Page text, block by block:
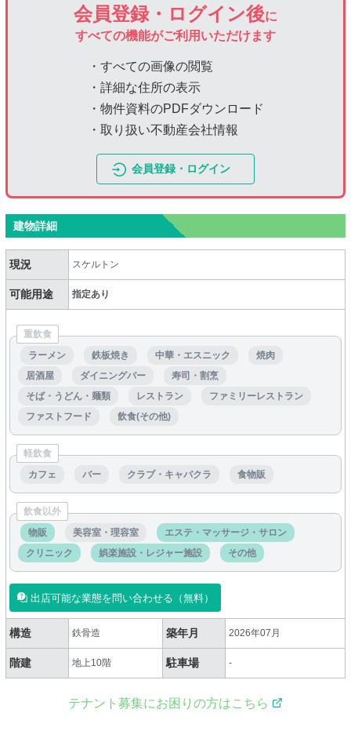
会員登録・ログイン後に
すべての機能がご利用いただけます
・すべての画像の閲覧
・詳細な住所の表示
・物件資料のPDFダウンロード
・取り扱い不動産会社情報
会員登録・ログイン
建物詳細
現況 スケルトン
可能用途 指定あり
重飲食
ラーメン
鉄板焼き 中華・エスニック
焼肉
居酒屋
ダイニングバー
寿司・割烹
そば・うどん・麺類
レストラン
ファミリーレストラン
ファストフード
飲食(その他)
軽飲食
カフェ
バー クラブ・キャバクラ 食物販
飲食以外
物販
美容室・理容室
エステ・マッサージ・サロン
クリニック
娯楽施設・レジャー施設 その他
出店可能な業態を問い合わせる（無料）
構造 鉄骨造 築年月 2026年07月
階建 地上10階 駐車場 -
テナント募集にお困りの方はこちら